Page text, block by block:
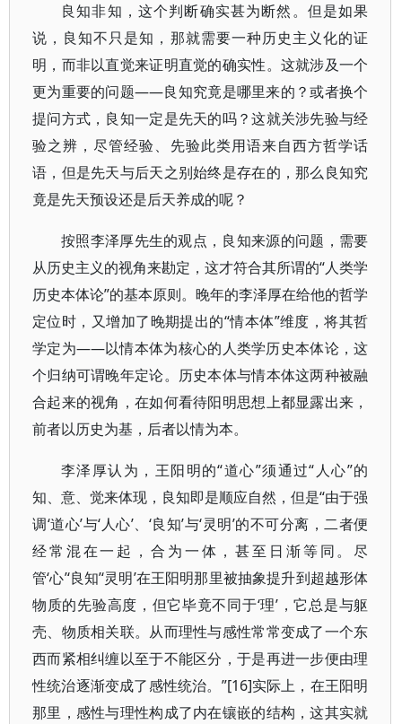
良知非知，这个判断确实甚为断然。但是如果
说，良知不只是知，那就需要一种历史主义化的证
明，而非以直觉来证明直觉的确实性。这就涉及一个
更为重要的问题——良知究竟是哪里来的？或者换个
提问方式，良知一定是先天的吗？这就关涉先验与经
验之辨，尽管经验、先验此类用语来自西方哲学话
语，但是先天与后天之别始终是存在的，那么良知究
竟是先天预设还是后天养成的呢？
按照李泽厚先生的观点，良知来源的问题，需要
从历史主义的视角来勘定，这才符合其所谓的“人类学
历史本体论”的基本原则。晚年的李泽厚在给他的哲学
定位时，又增加了晚期提出的“情本体”维度，将其哲
学定为——以情本体为核心的人类学历史本体论，这
个归纳可谓晚年定论。历史本体与情本体这两种被融
合起来的视角，在如何看待阳明思想上都显露出来，
前者以历史为基，后者以情为本。
李泽厚认为，王阳明的“道心”须通过“人心”的
知、意、觉来体现，良知即是顺应自然，但是“由于强
调‘道心’与‘人心’、‘良知’与‘灵明’的不可分离，二者便
经常混在一起，合为一体，甚至日渐等同。尽
管‘心’‘良知’‘灵明’在王阳明那里被抽象提升到超越形体
物质的先验高度，但它毕竟不同于‘理’，它总是与躯
壳、物质相关联。从而理性与感性常常变成了一个东
西而紧相纠缠以至于不能区分，于是再进一步便由理
性统治逐渐变成了感性统治。”[16]实际上，在王阳明
那里，感性与理性构成了内在镶嵌的结构，这其实就